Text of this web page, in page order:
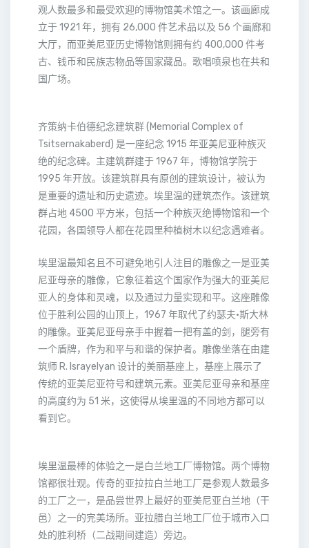
观人数最多和最受欢迎的博物馆美术馆之一。该画廊成
立于 1921 年，拥有 26,000 件艺术品以及 56 个画廊和
大厅，而亚美尼亚历史博物馆则拥有约 400,000 件考
古、钱币和民族志物品等国家藏品。歌唱喷泉也在共和
国广场。
齐策纳卡伯德纪念建筑群 (Memorial Complex of
Tsitsernakaberd) 是一座纪念 1915 年亚美尼亚种族灭
绝的纪念碑。主建筑群建于 1967 年，博物馆学院于
1995 年开放。该建筑群具有原创的建筑设计，被认为
是重要的遗址和历史遗迹。埃里温的建筑杰作。该建筑
群占地 4500 平方米，包括一个种族灭绝博物馆和一个
花园，各国领导人都在花园里种植树木以纪念遇难者。
埃里温最知名且不可避免地引人注目的雕像之一是亚美
尼亚母亲的雕像，它象征着这个国家作为强大的亚美尼
亚人的身体和灵魂，以及通过力量实现和平。这座雕像
位于胜利公园的山顶上，1967 年取代了约瑟夫·斯大林
的雕像。亚美尼亚母亲手中握着一把有盖的剑，腿旁有
一个盾牌，作为和平与和谐的保护者。雕像坐落在由建
筑师 R. Israyelyan 设计的美丽基座上，基座上展示了
传统的亚美尼亚符号和建筑元素。亚美尼亚母亲和基座
的高度约为 51 米，这使得从埃里温的不同地方都可以
看到它。
埃里温最棒的体验之一是白兰地工厂博物馆。两个博物
馆都很壮观。传奇的亚拉拉白兰地工厂是参观人数最多
的工厂之一，是品尝世界上最好的亚美尼亚白兰地（干
邑）之一的完美场所。亚拉腊白兰地工厂位于城市入口
处的胜利桥（二战期间建造）旁边。